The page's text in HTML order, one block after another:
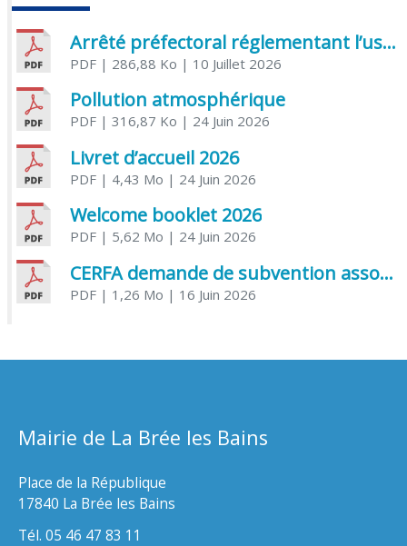
Arrêté préfectoral réglementant l’usage de l’eau
PDF| 286,88 Ko | 10 Juillet 2026
Pollution atmosphérique
PDF| 316,87 Ko | 24 Juin 2026
Livret d’accueil 2026
PDF| 4,43 Mo | 24 Juin 2026
Welcome booklet 2026
PDF| 5,62 Mo | 24 Juin 2026
CERFA demande de subvention association
PDF| 1,26 Mo | 16 Juin 2026
Mairie de La Brée les Bains
Place de la République
17840 La Brée les Bains
Tél. 05 46 47 83 11